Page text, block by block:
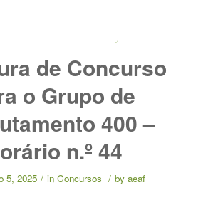
de Concurso
o Grupo de
400 –
n.º 44
5, 2025 / inConcursos / byaeaf